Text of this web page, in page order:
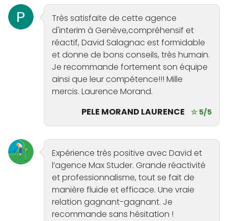
Très satisfaite de cette agence
d'interim à Genève,compréhensif et
réactif, David Salagnac est formidable
et donne de bons conseils, très humain.
Je recommande fortement son équipe
ainsi que leur compétence!!! Mille
mercis. Laurence Morand.
PELE MORAND LAURENCE
☆ 5/5
Expérience très positive avec David et
l’agence Max Studer. Grande réactivité
et professionnalisme, tout se fait de
manière fluide et efficace. Une vraie
relation gagnant-gagnant. Je
recommande sans hésitation !